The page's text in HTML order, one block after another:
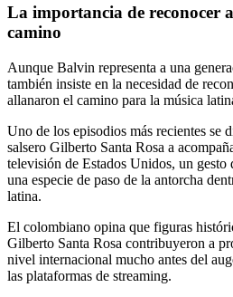
La importancia de reconocer
camino
Aunque Balvin representa a una
también insiste en la necesidad de
allanaron el camino para la música
Uno de los episodios más recientes se
salsero Gilberto Santa Rosa a
televisión de Estados Unidos, un gesto
una especie de paso de la antorcha
latina.
El colombiano opina que figuras
Gilberto Santa Rosa contribuyeron a
nivel internacional mucho antes del
las plataformas de streaming.